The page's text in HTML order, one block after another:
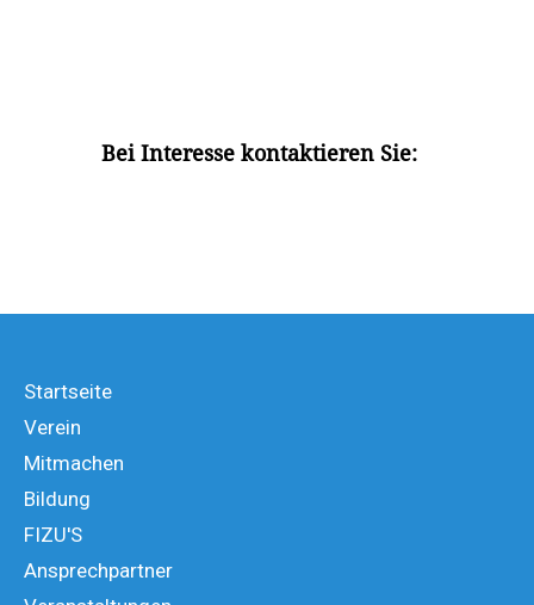
Bei Interesse kontaktieren Sie:
Startseite
Verein
Mitmachen
Bildung
FIZU'S
Ansprechpartner